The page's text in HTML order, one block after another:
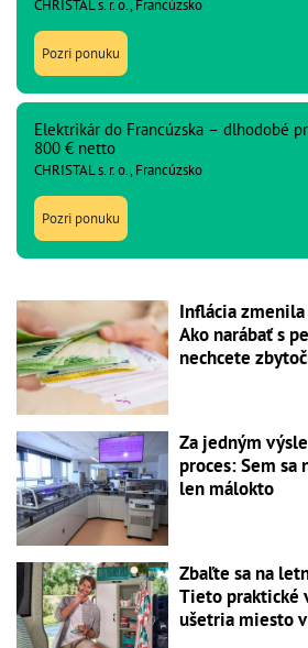
CHRISTAL s. r. o., Francúzsko
Pozri ponuku
Elektrikár do Francúzska – dlhodobé
800 € netto
CHRISTAL s. r. o., Francúzsko
Pozri ponuku
Inflácia
Ako narábať s
nechcete
Za jedným
proces: Sem sa
len málokto
Zbaľte sa na
Tieto praktické
ušetria miesto